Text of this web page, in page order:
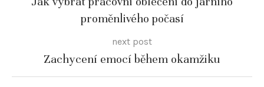
proměnlivého počasí
next post
Zachycení emocí během okamžiku